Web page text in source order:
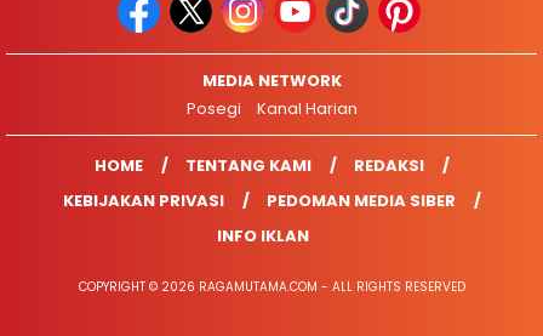
MEDIA NETWORK
Posegi
Kanal Harian
HOME TENTANG KAMI
REDAKSI
KEBIJAKAN PRIVASI
PEDOMAN MEDIA SIBER
INFO IKLAN
COPYRIGHT © 2026 RAGAMUTAMA.COM - ALL RIGHTS RESERVED